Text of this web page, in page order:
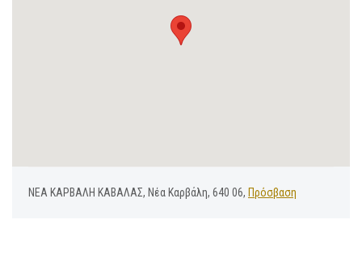
ΝΕΑ ΚΑΡΒΑΛΗ ΚΑΒΑΛΑΣ, Νέα Καρβάλη, 640 06, Πρόσβαση